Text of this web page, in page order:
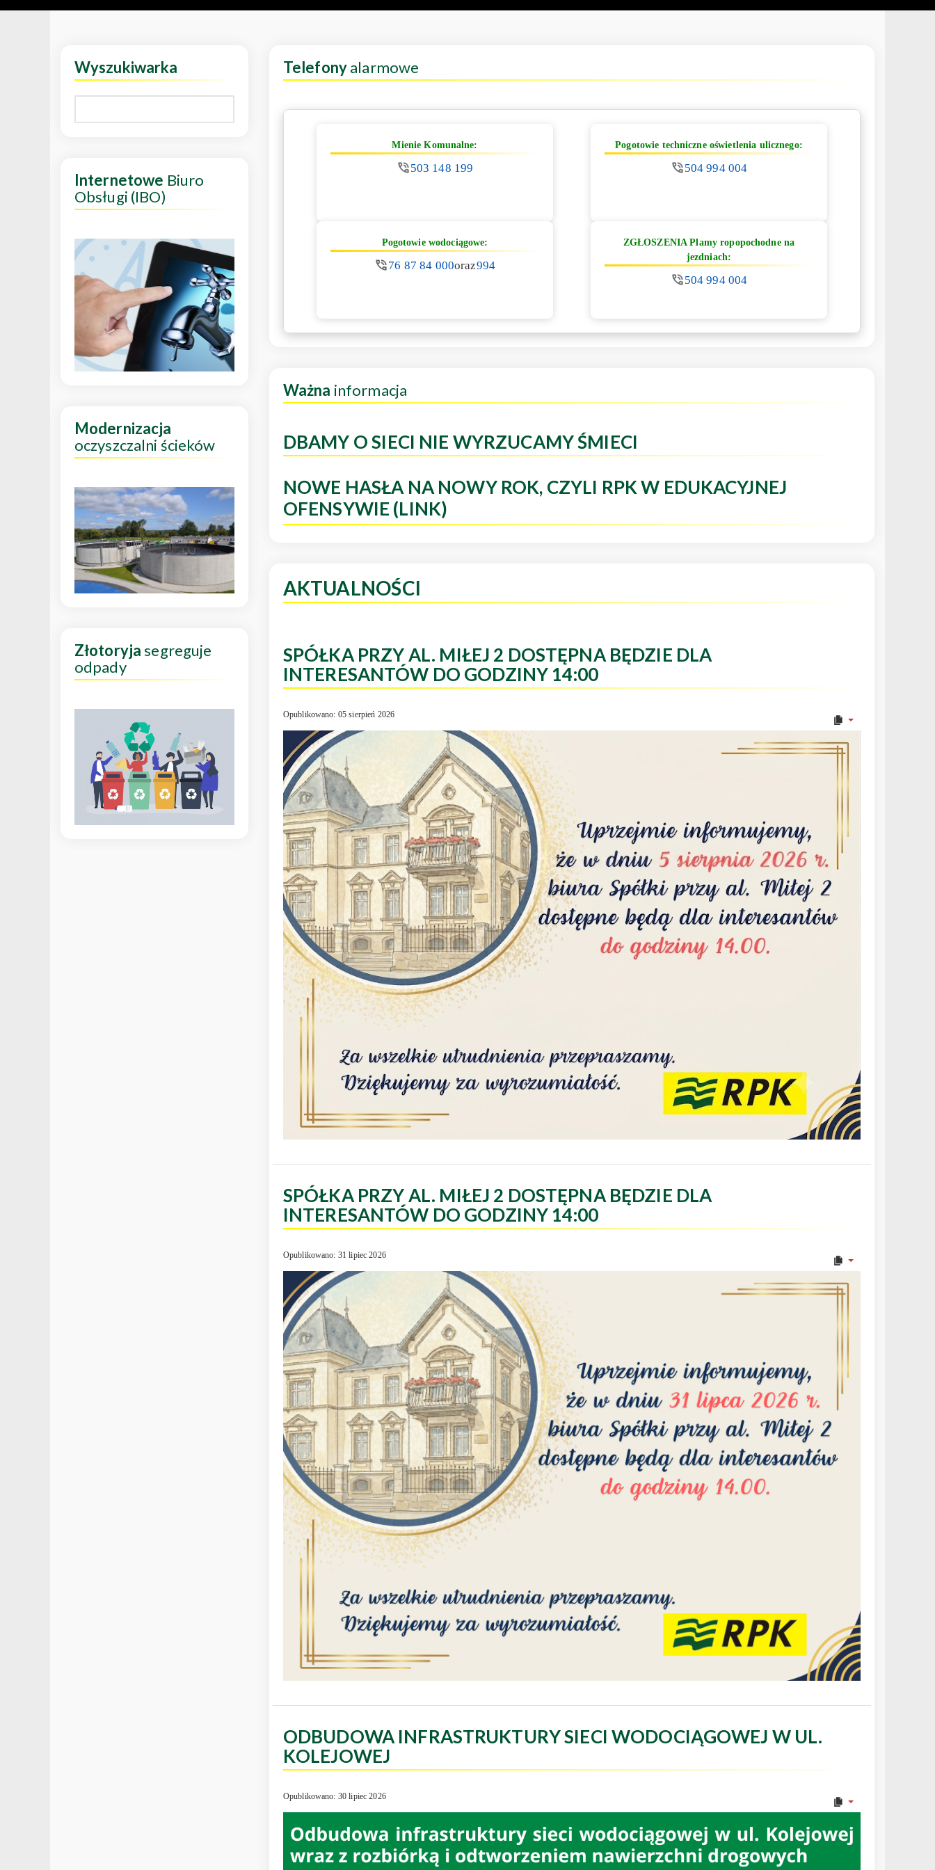
Telefonyalarmowe
Mienie Komunalne:
503 148 199
Pogotowie techniczne oświetlenia ulicznego:
504 994 004
Pogotowie wodociągowe:
76 87 84 000oraz994
ZGŁOSZENIA Plamy ropopochodne na
jezdniach:
504 994 004
Ważna informacja
DBAMY O SIECI NIE WYRZUCAMY ŚMIECI
NOWE HASŁA NA NOWY ROK, CZYLI RPK W EDUKACYJNEJ
OFENSYWIE (LINK)
AKTUALNOŚCI
SPÓŁKA PRZY AL. MIŁEJ 2 DOSTĘPNA BĘDZIE DLA
INTERESANTÓW DO GODZINY 14:00
Opublikowano: 05 sierpień 2026
SPÓŁKA PRZY AL. MIŁEJ 2 DOSTĘPNA BĘDZIE DLA
INTERESANTÓW DO GODZINY 14:00
Opublikowano: 31 lipiec 2026
ODBUDOWA INFRASTRUKTURY SIECI WODOCIĄGOWEJ W UL.
KOLEJOWEJ
Opublikowano: 30 lipiec 2026
Wyszukiwarka
Internetowe Biuro
Obsługi (IBO)
Modernizacja
oczyszczalni ścieków
Złotoryjasegreguje
odpady